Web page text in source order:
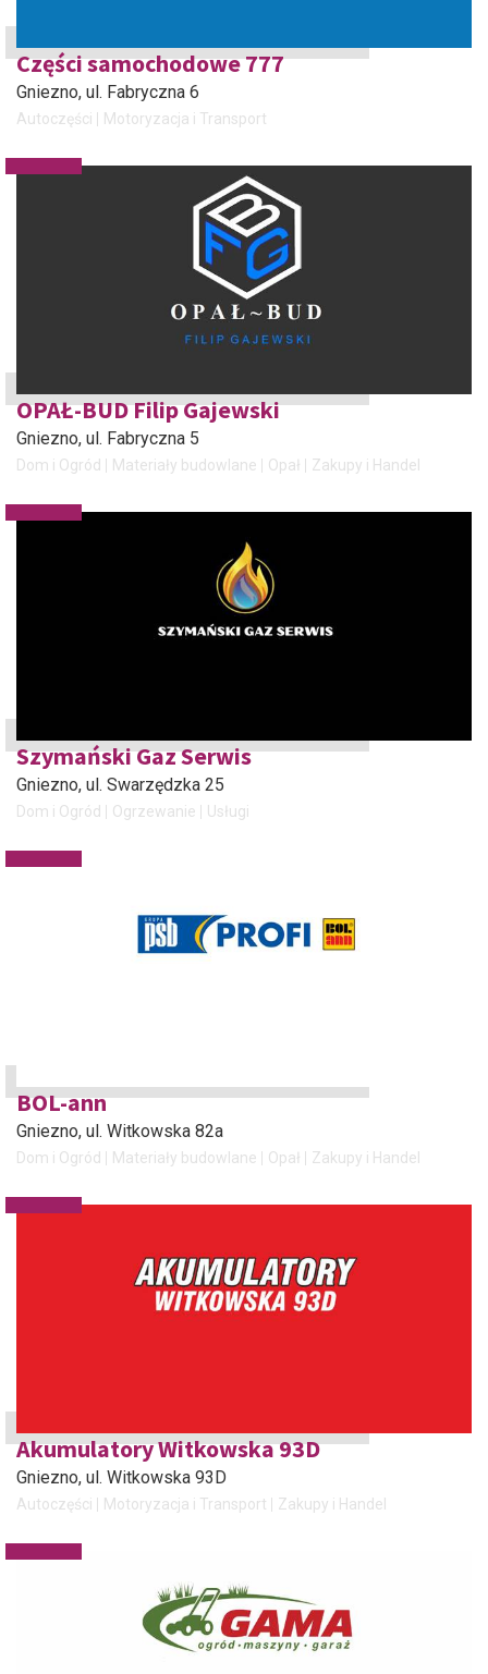
Części samochodowe 777
Gniezno, ul. Fabryczna 6
Autoczęści Motoryzacja i Transport
OPAŁ-BUD Filip Gajewski
Gniezno, ul. Fabryczna 5
Dom i Ogród Materiały budowlane Opał Zakupy i Handel
Szymański Gaz Serwis
Gniezno, ul. Swarzędzka 25
Dom i Ogród Ogrzewanie Usługi
BOL-ann
Gniezno, ul. Witkowska 82a
Dom i Ogród Materiały budowlane Opał Zakupy i Handel
Akumulatory Witkowska 93D
Gniezno, ul. Witkowska 93D
Autoczęści Motoryzacja i Transport Zakupy i Handel